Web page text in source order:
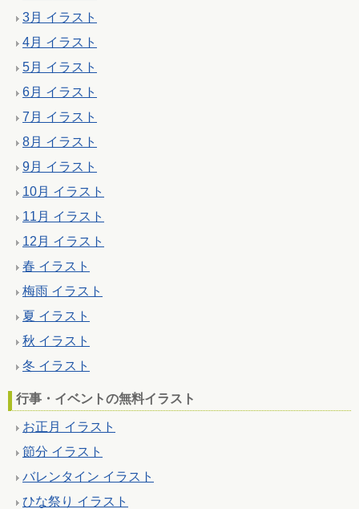
3月 イラスト
4月 イラスト
5月 イラスト
6月 イラスト
7月 イラスト
8月 イラスト
9月 イラスト
10月 イラスト
11月 イラスト
12月 イラスト
春 イラスト
梅雨 イラスト
夏 イラスト
秋 イラスト
冬 イラスト
行事・イベントの無料イラスト
お正月 イラスト
節分 イラスト
バレンタイン イラスト
ひな祭り イラスト